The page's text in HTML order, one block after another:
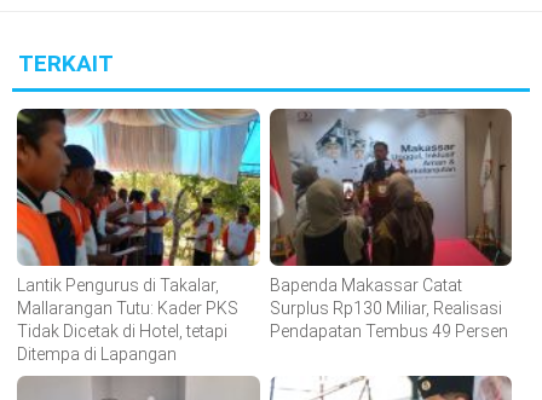
TERKAIT
Lantik Pengurus di Takalar,
Mallarangan Tutu: Kader PKS
Tidak Dicetak di Hotel, tetapi
Ditempa di Lapangan
Bapenda Makassar Catat
Surplus Rp130 Miliar, Realisasi
Pendapatan Tembus 49 Persen